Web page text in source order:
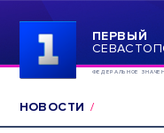
ПЕРВЫЙ
ФЕДЕРАЛЬНОЕ
НОВОСТИ